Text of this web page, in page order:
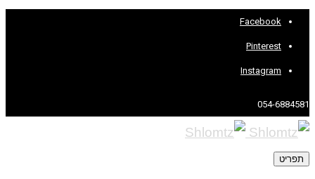
Facebook
Pinterest
Instagram
054-6884581
תפריט